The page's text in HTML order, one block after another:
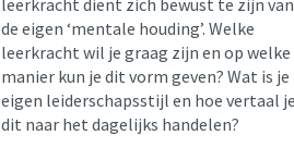
leerkracht dient zich bewust te zijn van
de eigen ‘mentale houding’. Welke
leerkracht wil je graag zijn en op welke
manier kun je dit vorm geven? Wat is je
eigen leiderschapsstijl en hoe vertaal
dit naar het dagelijks handelen?